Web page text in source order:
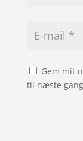
Gem mit
til næste